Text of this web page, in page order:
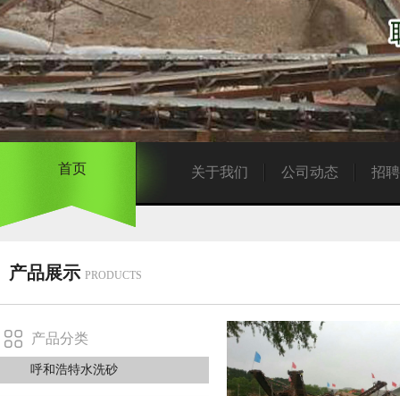
首页 关于我们 公司动态 招
产品展示 PRODUCTS
产品分类
呼和浩特水洗砂